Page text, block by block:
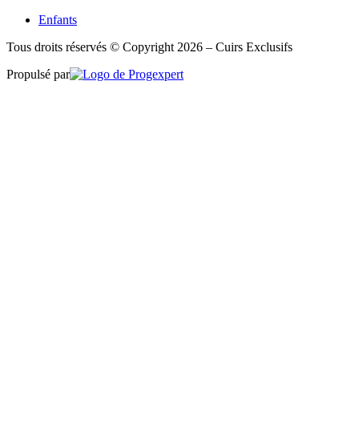
Enfants
Tous droits réservés © Copyright 2026 – Cuirs Exclusifs
Propulsé par